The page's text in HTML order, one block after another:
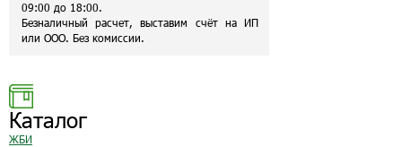
09:00 до 18:00.
Безналичный расчет, выставим счёт на ИП
или ООО. Без комиссии.
Каталог
ЖБИ